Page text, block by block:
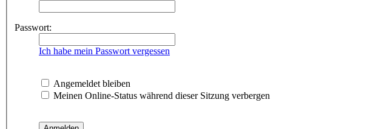
Passwort:
Ich habe mein Passwort vergessen
Angemeldet bleiben
Meinen Online-Status während dieser Sitzung verbergen